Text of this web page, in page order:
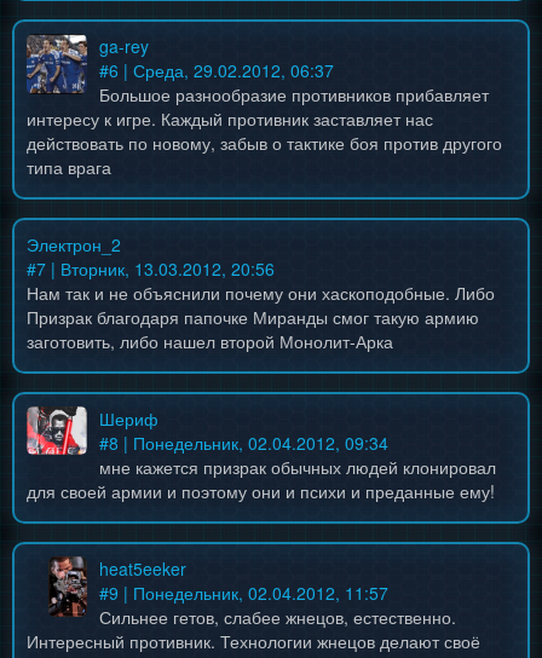
ga-rey
#6 | Среда, 29.02.2012, 06:37
Большое разнообразие противников прибавляет
интересу к игре. Каждый противник заставляет нас
действовать по новому, забыв о тактике боя против другого
типа врага
Электрон_2
#7 | Вторник, 13.03.2012, 20:56
Нам так и не объяснили почему они хаскоподобные. Либо
Призрак благодаря папочке Миранды смог такую армию
заготовить, либо нашел второй Монолит-Арка
Шериф
#8 | Понедельник, 02.04.2012, 09:34
мне кажется призрак обычных людей клонировал
для своей армии и поэтому они и психи и преданные ему!
heat5eeker
#9 | Понедельник, 02.04.2012, 11:57
Сильнее гетов, слабее жнецов, естественно.
Интересный противник. Технологии жнецов делают своё